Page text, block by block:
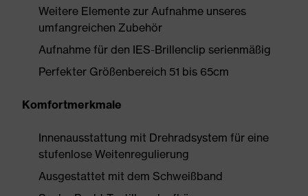
Weitere Elemente zur Aufnahme unseres
umfangreichen Zubehör
Aufnahme für den IES-Brillenclip serienmäßig
Perfekter Größenbereich 51 bis 65cm
Komfortmerkmale
Innenausstattung mit Drehradsystem für eine
stufenlose Weitenregulierung
Ausgestattet mit dem Schweißband